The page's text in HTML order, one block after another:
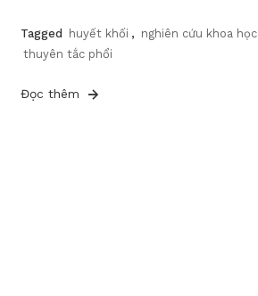
Tagged huyết khối , nghiên cứu khoa học
thuyên tắc phổi
Đọc thêm